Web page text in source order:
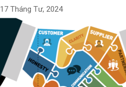
17 Tháng Tư, 2024